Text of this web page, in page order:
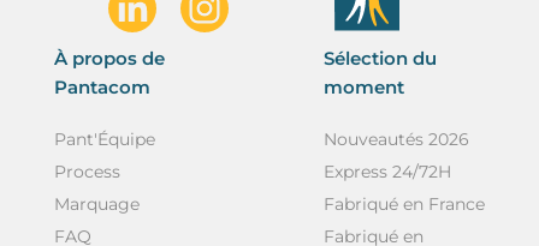
À propos de
Pantacom
Pant'Équipe
Process
Marquage
FAQ
Sélection du
moment
Nouveautés 2026
Express 24/72H
Fabriqué en France
Fabriqué en